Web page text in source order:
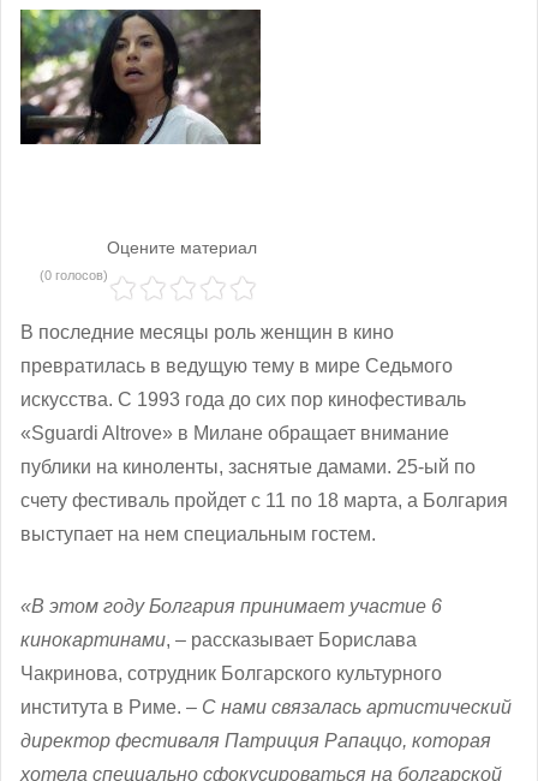
Оцените материал
(0 голосов)
В последние месяцы роль женщин в кино
превратилась в ведущую тему в мире Седьмого
искусства. С 1993 года до сих пор кинофестиваль
«Sguardi Altrove» в Милане обращает внимание
публики на киноленты, заснятые дамами. 25-ый по
счету фестиваль пройдет с 11 по 18 марта, а Болгария
выступает на нем специальным гостем.
«В этом году Болгария принимает участие 6
кинокартинами, – рассказывает Борислава
Чакринова, сотрудник Болгарского культурного
института в Риме. – С нами связалась артистический
директор фестиваля Патриция Рапаццо, которая
хотела специально сфокусироваться на болгарской